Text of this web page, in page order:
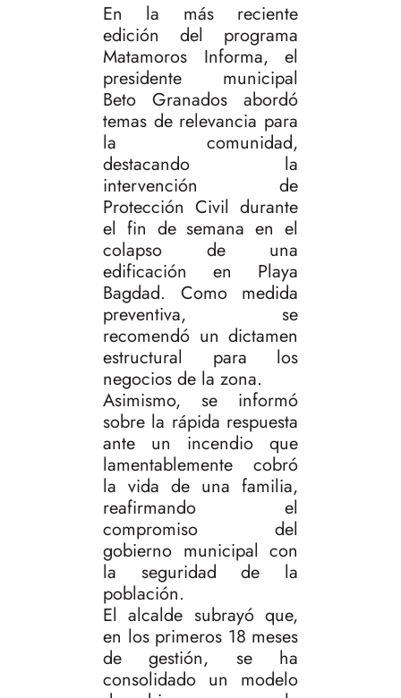
En la más reciente
edición del programa
Matamoros Informa, el
presidente municipal
Beto Granados abordó
temas de relevancia para
la comunidad,
destacando la
intervención de
Protección Civil durante
el fin de semana en el
colapso de una
edificación en Playa
Bagdad. Como medida
preventiva, se
recomendó un dictamen
estructural para los
negocios de la zona.
Asimismo, se informó
sobre la rápida respuesta
ante un incendio que
lamentablemente cobró
la vida de una familia,
reafirmando el
compromiso del
gobierno municipal con
la seguridad de la
población.
El alcalde subrayó que,
en los primeros 18 meses
de gestión, se ha
consolidado un modelo